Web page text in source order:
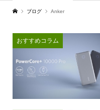
ブログ Anker
おすすめコラム